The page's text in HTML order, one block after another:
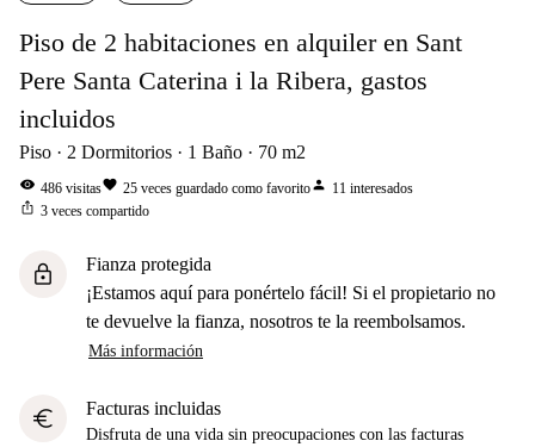
Piso de 2 habitaciones en alquiler en Sant
Pere Santa Caterina i la Ribera, gastos
incluidos
Piso 2 Dormitorios 1 Baño 70 m2
visibility 486 visitasfavorite 25 veces guardado como favoritoperson 11 interesados
ios_share 3 veces compartido
lock
Fianza protegida
¡Estamos aquí para ponértelo fácil! Si el propietario no
te devuelve la fianza, nosotros te la reembolsamos.
Más información
euro Facturas incluidas
Disfruta de una vida sin preocupaciones con las facturas